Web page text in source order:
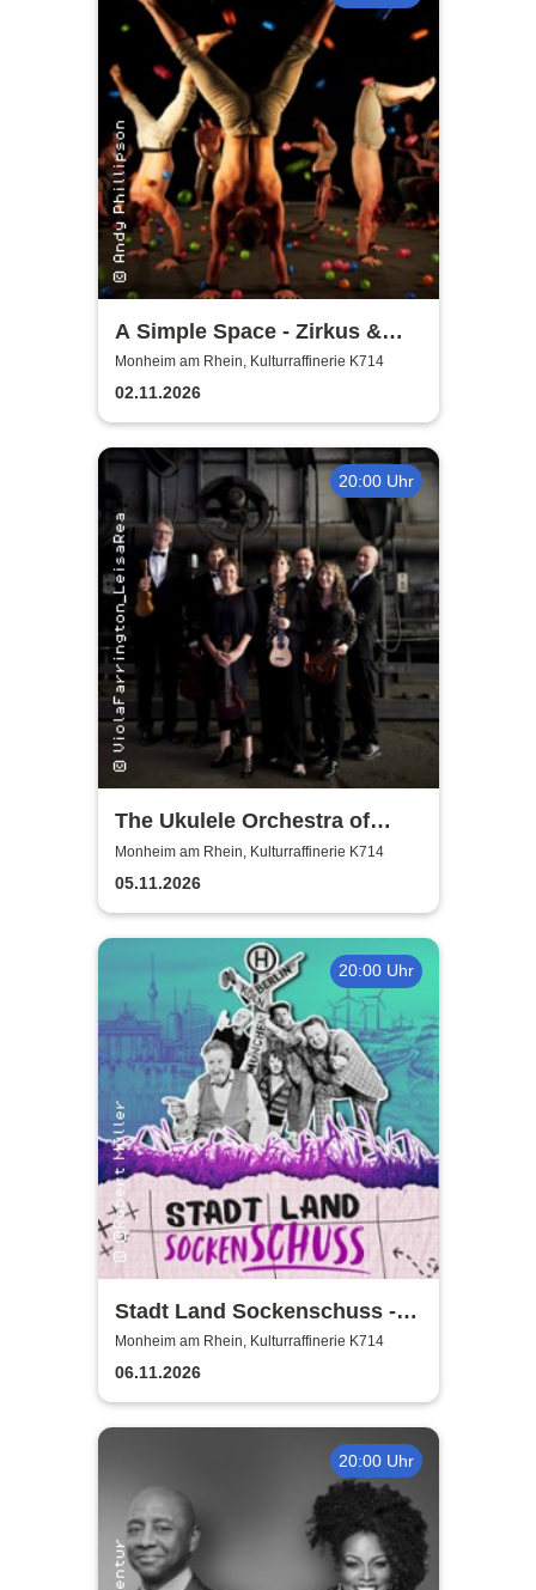
A Simple Space - Zirkus &
Körpertheater
Monheim am Rhein, Kulturraffinerie K714
02.11.2026
20:00 Uhr
The Ukulele Orchestra of
Great Britain
Monheim am Rhein, Kulturraffinerie K714
05.11.2026
20:00 Uhr
Stadt Land Sockenschuss -
Kabarett-Theater Distel
Monheim am Rhein, Kulturraffinerie K714
06.11.2026
20:00 Uhr